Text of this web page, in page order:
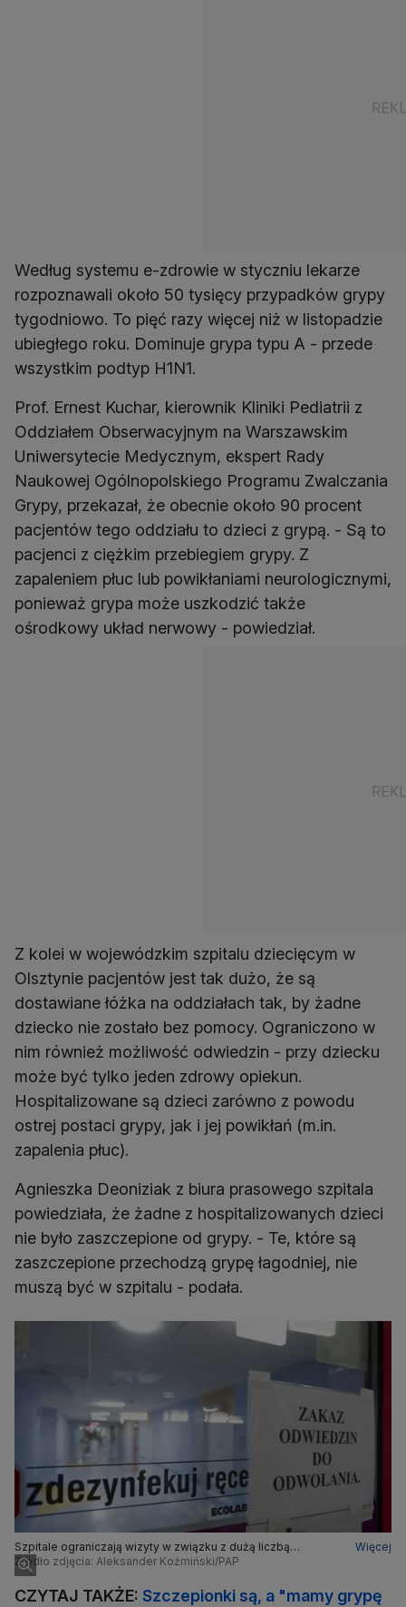
Według systemu e-zdrowie w styczniu lekarze
rozpoznawali około 50 tysięcy przypadków grypy
tygodniowo. To pięć razy więcej niż w listopadzie
ubiegłego roku. Dominuje grypa typu A - przede
wszystkim podtyp H1N1.
Prof. Ernest Kuchar, kierownik Kliniki Pediatrii z
Oddziałem Obserwacyjnym na Warszawskim
Uniwersytecie Medycznym, ekspert Rady
Naukowej Ogólnopolskiego Programu Zwalczania
Grypy, przekazał, że obecnie około 90 procent
pacjentów tego oddziału to dzieci z grypą. - Są to
pacjenci z ciężkim przebiegiem grypy. Z
zapaleniem płuc lub powikłaniami neurologicznymi,
ponieważ grypa może uszkodzić także
ośrodkowy układ nerwowy - powiedział.
Z kolei w wojewódzkim szpitalu dziecięcym w
Olsztynie pacjentów jest tak dużo, że są
dostawiane łóżka na oddziałach tak, by żadne
dziecko nie zostało bez pomocy. Ograniczono w
nim również możliwość odwiedzin - przy dziecku
może być tylko jeden zdrowy opiekun.
Hospitalizowane są dzieci zarówno z powodu
ostrej postaci grypy, jak i jej powikłań (m.in.
zapalenia płuc).
Agnieszka Deoniziak z biura prasowego szpitala
powiedziała, że żadne z hospitalizowanych dzieci
nie było zaszczepione od grypy. - Te, które są
zaszczepione przechodzą grypę łagodniej, nie
muszą być w szpitalu - podała.
Szpitale ograniczają wizyty w związku z dużą liczbą
hospitalizacji chorych na grypę (zdjęcie ilustracyjne)
Więcej
Źródło zdjęcia: Aleksander Koźmiński/PAP
CZYTAJ TAKŻE: Szczepionki są, a "mamy grypę